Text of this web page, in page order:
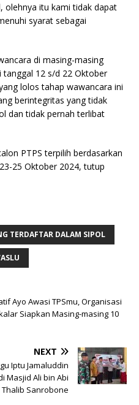
olehnya itu kami tidak dapat
syarat sebagai
di masing-masing
tanggal 12 s/d 22 Oktober
lolos tahap wawancara ini
berintegritas yang tidak
dan tidak pernah terlibat
PTPS terpilih berdasarkan
25 Oktober 2024, tutup
TERDAFTAR DALAM SIPOL
Ayo Awasi TPSmu, Organisasi
Siapkan Masing-masing 10
NEXT
Iptu Jamaluddin
Masjid Ali bin Abi
Thalib Sanrobone